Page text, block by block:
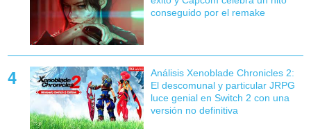
conseguido por el remake
Análisis Xenoblade Chronicles 2:
El descomunal y particular JRPG
luce genial en Switch 2 con una
versión no definitiva